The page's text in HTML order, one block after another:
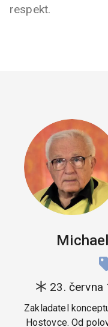
respekt.
23.
Zakladatel
Hostovce. Od